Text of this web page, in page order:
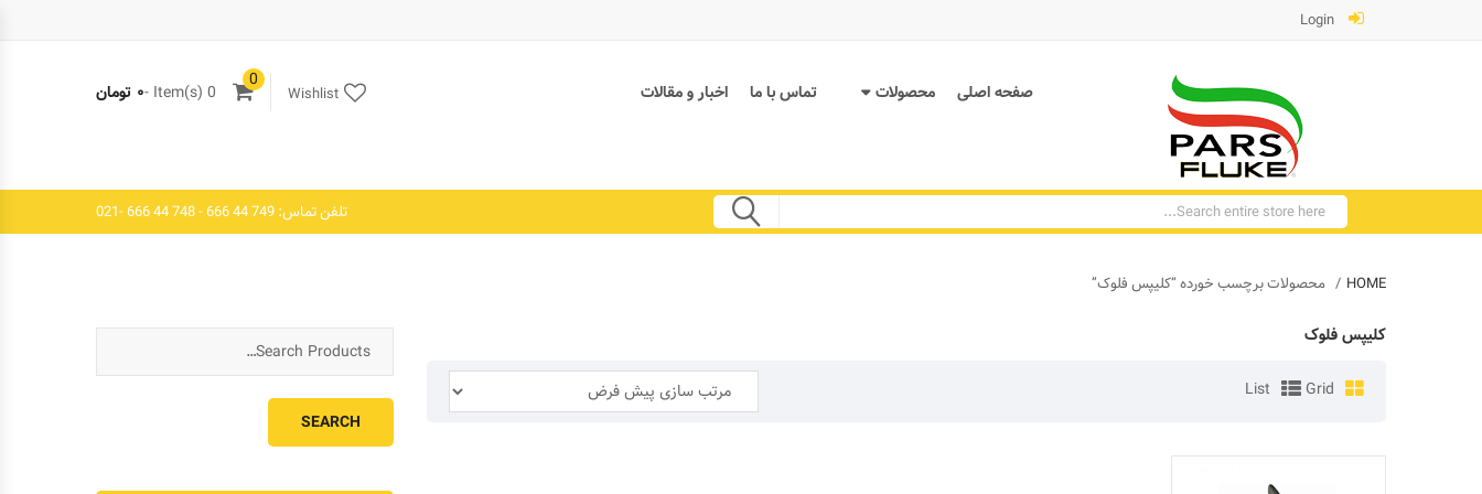
صفحه اصلی محصولات تماس با ما اخبار و مقالات 0
0 Item(s) - ۰ تومان Wishlist
تلفن تماس: 749 44 666 - 748 44 666 -021
HOME محصولات برچسب خورده “کلیپس فلوک”
کلیپس فلوک
Grid
List